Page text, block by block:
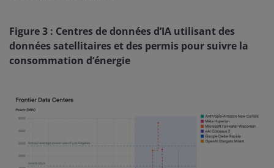
Figure 3 : Centres de données d’IA utilisant des
données satellitaires et des permis pour suivre la
consommation d’énergie